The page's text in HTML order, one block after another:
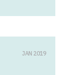
JAN 2019